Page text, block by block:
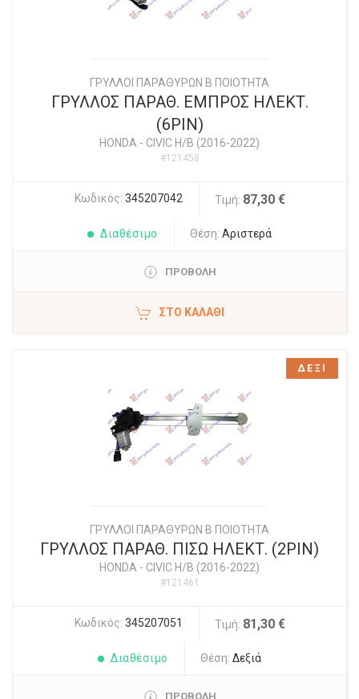
ΓΡΥΛΛΟΙ ΠΑΡΑΘΥΡΩΝ Β ΠΟΙΟΤΗΤΑ
ΓΡΥΛΛΟΣ ΠΑΡΑΘ. ΕΜΠΡΟΣ ΗΛΕΚΤ.
(6PIN)
HONDA - CIVIC H/B (2016-2022)
#121458
Κωδικός: 345207042 Τιμή: 87,30 €
Διαθέσιμο Θέση: Αριστερά
ΠΡΟΒΟΛΗ
ΣΤΟ ΚΑΛΆΘΙ
ΓΡΥΛΛΟΙ ΠΑΡΑΘΥΡΩΝ Β ΠΟΙΟΤΗΤΑ
ΓΡΥΛΛΟΣ ΠΑΡΑΘ. ΠΙΣΩ ΗΛΕΚΤ. (2PIN)
HONDA - CIVIC H/B (2016-2022)
#121461
Κωδικός: 345207051 Τιμή: 81,30 €
Διαθέσιμο Θέση: Δεξιά
ΠΡΟΒΟΛΗ
ΔΕΞΙ